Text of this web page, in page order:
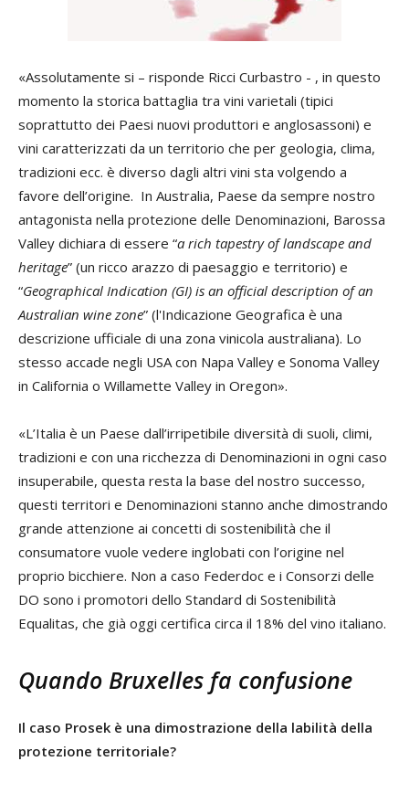
«Assolutamente si – risponde Ricci Curbastro - , in questo
momento la storica battaglia tra vini varietali (tipici
soprattutto dei Paesi nuovi produttori e anglosassoni) e
vini caratterizzati da un territorio che per geologia, clima,
tradizioni ecc. è diverso dagli altri vini sta volgendo a
favore dell’origine. In Australia, Paese da sempre nostro
antagonista nella protezione delle Denominazioni, Barossa
Valley dichiara di essere “a rich tapestry of landscape and
heritage” (un ricco arazzo di paesaggio e territorio) e
“Geographical Indication (GI) is an official description of an
Australian wine zone” (l'Indicazione Geografica è una
descrizione ufficiale di una zona vinicola australiana). Lo
stesso accade negli USA con Napa Valley e Sonoma Valley
in California o Willamette Valley in Oregon».
«L’Italia è un Paese dall’irripetibile diversità di suoli, climi,
tradizioni e con una ricchezza di Denominazioni in ogni caso
insuperabile, questa resta la base del nostro successo,
questi territori e Denominazioni stanno anche dimostrando
grande attenzione ai concetti di sostenibilità che il
consumatore vuole vedere inglobati con l’origine nel
proprio bicchiere. Non a caso Federdoc e i Consorzi delle
DO sono i promotori dello Standard di Sostenibilità
Equalitas, che già oggi certifica circa il 18% del vino italiano.
Quando Bruxelles fa confusione
Il caso Prosek è una dimostrazione della labilità della
protezione territoriale?